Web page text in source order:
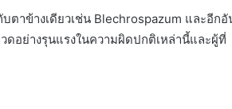
ตาข้างเดียวเช่น Blechrospazum และอีกอั
อย่างรุนแรงในความผิดปกติเหล่านี้และผู้ที่